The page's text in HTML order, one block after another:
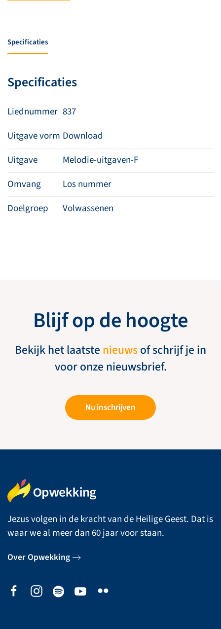
glorie
Specificaties
Specificaties
Liednummer 837
Uitgave vorm Download
Uitgave
Melodie-uitgaven-F
Omvang
Los nummer
Doelgroep
Volwassenen
Blijf op de hoogte
Bekijk het laatste nieuwsof schrijf je in
voor onze nieuwsbrief.
Nu inschrijven
Jezus volgen in de kracht van de Heilige Geest. Dat is
waar we al meer dan 60 jaar voor staan.
Over Opwekking